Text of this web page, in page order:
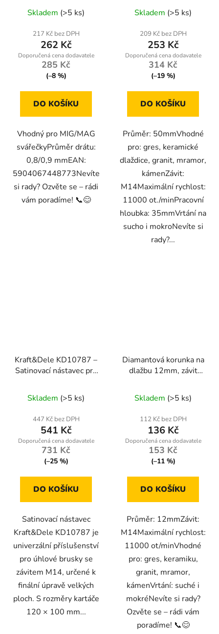
Skladem (>5 ks)
217 Kč bez DPH
262 Kč
285 Kč
(–8 %)
DO KOŠÍKU
Vhodný pro MIG/MAG
svářečkyPrůměr drátu:
0,8/0,9 mmEAN:
5904067448773Nevíte
si rady? Ozvěte se – rádi
vám poradíme! 📞😊
Skladem (>5 ks)
209 Kč bez DPH
253 Kč
314 Kč
(–19 %)
DO KOŠÍKU
Průměr: 50mmVhodné
pro: gres, keramické
dlaždice, granit, mramor,
kámenZávit:
M14Maximální rychlost:
11000 ot./minPracovní
hloubka: 35mmVrtání na
sucho i mokroNevíte si
rady?...
Kraft&Dele KD10787 –
Satinovací nástavec pro
Skladem (>5 ks)
447 Kč bez DPH
541 Kč
731 Kč
(–25 %)
DO KOŠÍKU
Satinovací nástavec
Kraft&Dele KD10787 je
univerzální příslušenství
pro úhlové brusky se
závitem M14, určené k
finální úpravě velkých
ploch. S rozměry kartáče
120 × 100 mm...
Diamantová korunka na
dlažbu 12mm, závit
Skladem (>5 ks)
112 Kč bez DPH
136 Kč
153 Kč
(–11 %)
DO KOŠÍKU
Průměr: 12mmZávit:
M14Maximální rychlost:
11000 ot/minVhodné
pro: gres, keramiku,
granit, mramor,
kámenVrtání: suché i
mokréNevíte si rady?
Ozvěte se – rádi vám
poradíme! 📞😊